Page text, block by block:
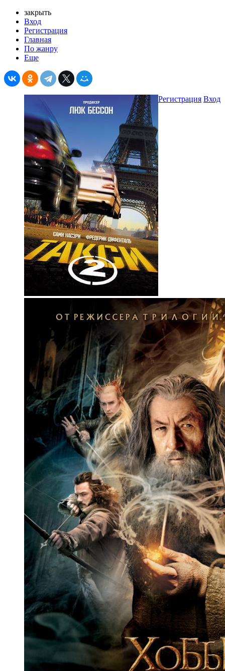
закрыть
Вход
Регистрация
Главная
По жанру
Еще
Регистрация Вход